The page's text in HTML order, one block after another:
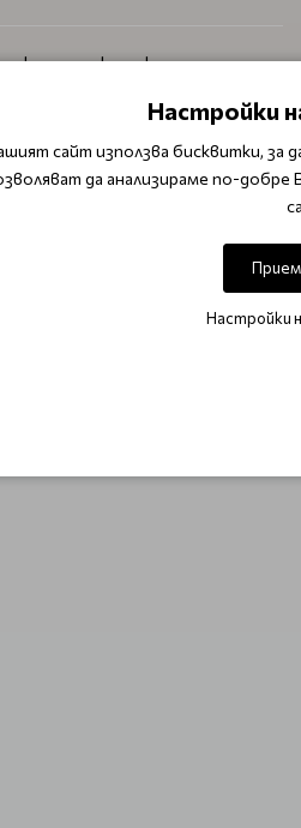
козметика за коса, лице и
Настройки
сайт използва бисквитки, за
да анализираме по-
Настройки